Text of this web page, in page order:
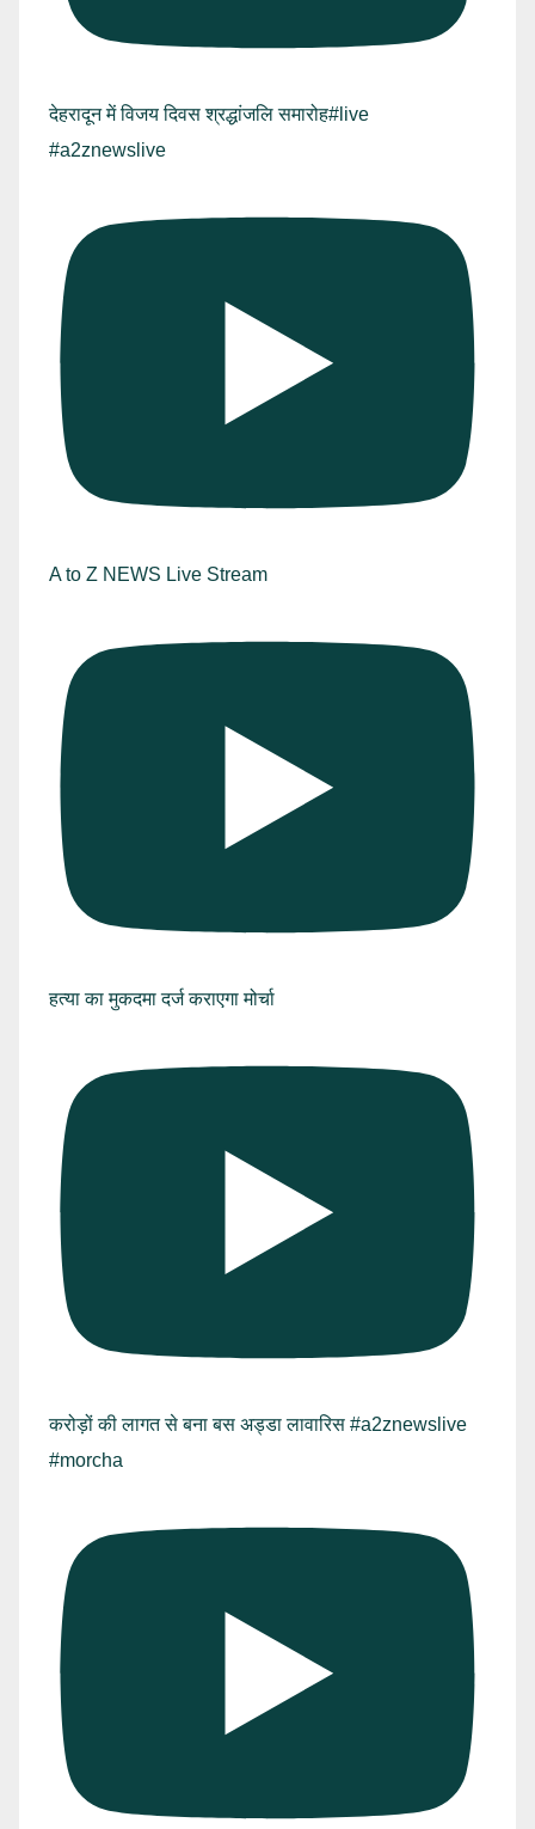
देहरादून में विजय दिवस श्रद्धांजलि समारोह#live
#a2znewslive
A to Z NEWS Live Stream
हत्या का मुकदमा दर्ज कराएगा मोर्चा
करोड़ों की लागत से बना बस अड्डा लावारिस #a2znewslive
#morcha